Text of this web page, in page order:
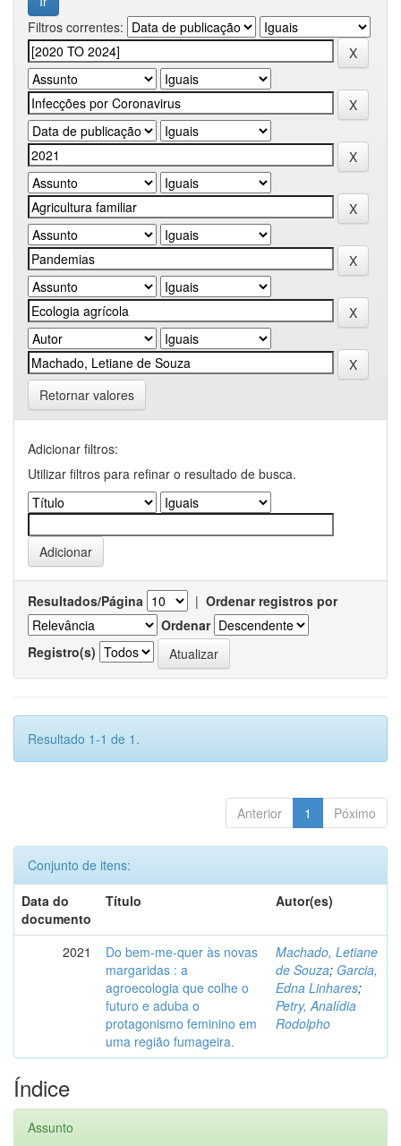
Filtros correntes:
Retornar valores
Adicionar filtros:
Utilizar filtros para refinar o resultado de busca.
Resultados/Página | Ordenar registros por
Ordenar
Registro(s)
Resultado 1-1 de 1.
Anterior 1 Póximo
Conjunto de itens:
Data do
documento
Título Autor(es)
2021
Do bem-me-quer às novas
margaridas : a
agroecologia que colhe o
futuro e aduba o
protagonismo feminino em
uma região fumageira.
Machado, Letiane
de Souza; Garcia,
Edna Linhares;
Petry, Analídia
Rodolpho
Índice
Assunto